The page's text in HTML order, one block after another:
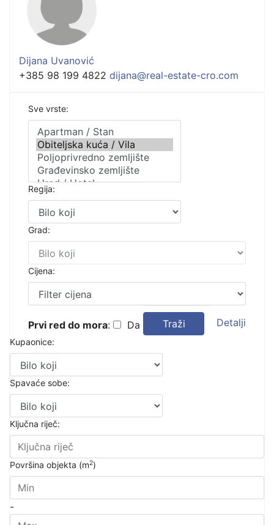
Dijana Uvanović
+385 98 199 4822 dijana@real-estate-cro.com
Sve vrste:
Regija:
Grad:
Cijena:
Prvi red do mora: Da Traži Detalji
Kupaonice:
Spavaće sobe:
Ključna riječ:
Površina objekta (m2)
-